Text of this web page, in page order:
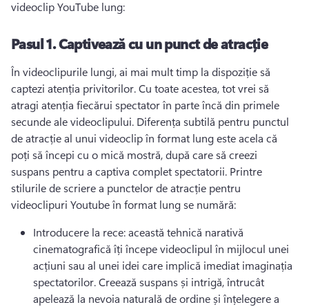
videoclip YouTube lung:
Pasul 1.Captivează cu un punct de atracție
În videoclipurile lungi, ai mai mult timp la dispoziție să
captezi atenția privitorilor. Cu toate acestea, tot vrei să
atragi atenția fiecărui spectator în parte încă din primele
secunde ale videoclipului. Diferența subtilă pentru punctul
de atracție al unui videoclip în format lung este acela că
poți să începi cu o mică mostră, după care să creezi
suspans pentru a captiva complet spectatorii. Printre
stilurile de scriere a punctelor de atracție pentru
videoclipuri Youtube în format lung se numără:
Introducere la rece: această tehnică narativă
cinematografică îți începe videoclipul în mijlocul unei
acțiuni sau al unei idei care implică imediat imaginația
spectatorilor. Creează suspans și intrigă, întrucât
apelează la nevoia naturală de ordine și înțelegere a